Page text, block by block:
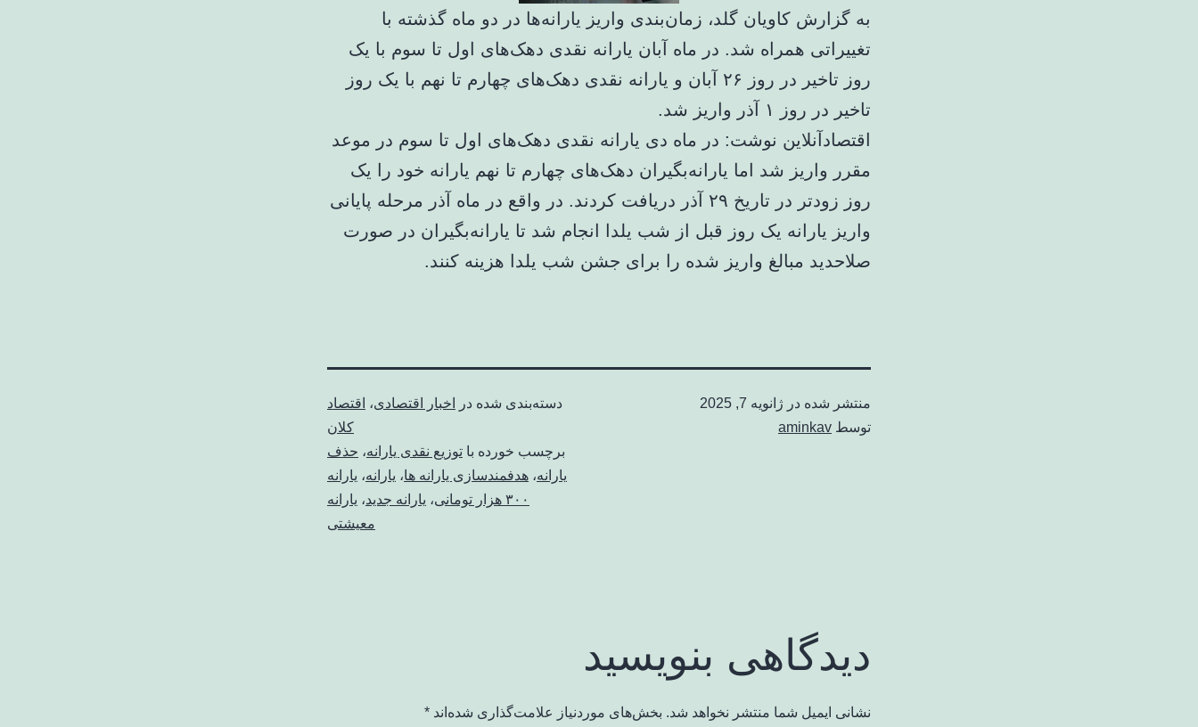
به گزارش کاویان گلد، زمان‌بندی واریز یارانه‌ها در دو ماه گذشته با
تغییراتی همراه شد. در ماه آبان یارانه نقدی دهک‌های اول تا سوم با یک
روز تاخیر در روز ۲۶ آبان و یارانه نقدی دهک‌های چهارم تا نهم با یک روز
تاخیر در روز ۱ آذر واریز شد.
اقتصادآنلاین نوشت: در ماه دی یارانه نقدی دهک‌های اول تا سوم در موعد
مقرر واریز شد اما یارانه‌بگیران دهک‌های چهارم تا نهم یارانه خود را یک
روز زودتر در تاریخ ۲۹ آذر دریافت کردند. در واقع در ماه آذر مرحله پایانی
واریز یارانه یک روز قبل از شب یلدا انجام شد تا یارانه‌بگیران در صورت
صلاحدید مبالغ واریز شده را برای جشن شب یلدا هزینه کنند.
منتشر شده در ژانویه 7, 2025
توسط aminkav
دسته‌بندی شده در اخبار اقتصادی، اقتصاد
کلان
برچسب خورده با توزیع نقدی یارانه، حذف
یارانه، هدفمندسازی یارانه ​‌ها، یارانه، یارانه
۳۰۰ هزار تومانی
، یارانه جدید، یارانه
معیشتی
دیدگاهی بنویسید
نشانی ایمیل شما منتشر نخواهد شد. بخش‌های موردنیاز علامت‌گذاری شده‌اند *